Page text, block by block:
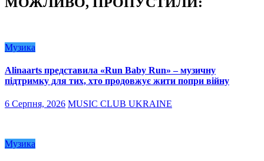
Музика
Alinaarts представила «Run Baby Run» – музичну
підтримку для тих, хто продовжує жити попри війну
6 Серпня, 2026 MUSIC CLUB UKRAINE
Музика